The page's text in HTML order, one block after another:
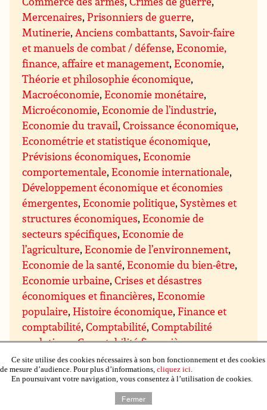
Mercenaires,Prisonniers de guerre,
Mutinerie,Anciens combattants, Savoir-faire
et manuels de combat / défense,Economie,
finance, affaire et management,Economie,
Théorie et philosophie économique,
Macroéconomie,Economie monétaire,
Microéconomie,Economie de l’industrie,
Economie du travail,Croissance économique,
Econométrie et statistique économique,
Prévisions économiques,Economie
comportementale,Economie internationale,
Développement économique et économies
émergentes,Economie politique, Systèmes et
structures économiques,Economie de
secteurs spécifiques,Economie de
l’agriculture,Economie de l’environnement,
Economie de la santé,Economie du bien-être,
Economie urbaine,Crises et désastres
économiques et financières,Economie
populaire,Histoire économique,Finance et
comptabilité,Comptabilité,Comptabilité
analytique,Comptabilité financière,
Comptabilité de gestion et écriture comptable,
Comptabilité des finances publiques, Rapport
financier, états financiers,Comptabilité :
guides d’étude et de révision
Ce site utilise des cookies nécessaires à son bon fonctionnement et des cookies
de mesure d’audience. Pour plus d’informations, cliquez ici.
En poursuivant votre navigation, vous consentez à l’utilisation de cookies.
Fermer